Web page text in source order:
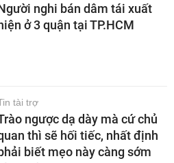
nghi bán dâm tái xuất
ở 3 quận tại TP.HCM
tài trợ
ngược dạ dày mà cứ chủ
thì sẽ hối tiếc, nhất định
biết mẹo này càng sớm